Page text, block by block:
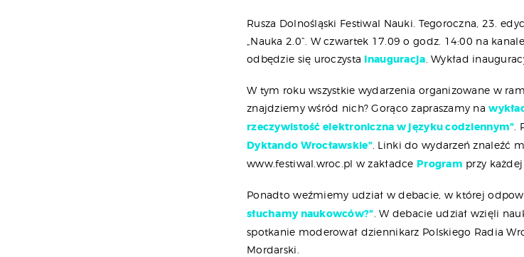
Rusza Dolnośląski Festiwal Nauki. Tegoroczna, 23.
„Nauka 2.0”. W czwartek 17.09 o godz. 14:00 na
odbędzie się uroczysta Inauguracja . Wykład
W tym roku wszystkie wydarzenia organizowane w
znajdziemy wśród nich? Gorąco zapraszamy na
rzeczywistość elektroniczna w języku codziennym”
Dyktando Wrocławskie”. Linki do wydarzeń znaleźć
www.festiwal.wroc.pl w zakładce Program przy
Ponadto weźmiemy udział w debacie, w której
słuchamy naukowców?”. W debacie udział wzięli
spotkanie moderował dziennikarz Polskiego Radia
Mordarski.